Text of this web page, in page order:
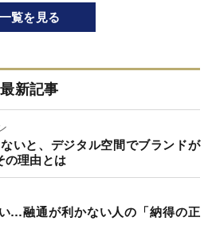
一覧を見る
最新記事
いと、デジタル空間でブランドが
理由とは
…融通が利かない人の「納得の正